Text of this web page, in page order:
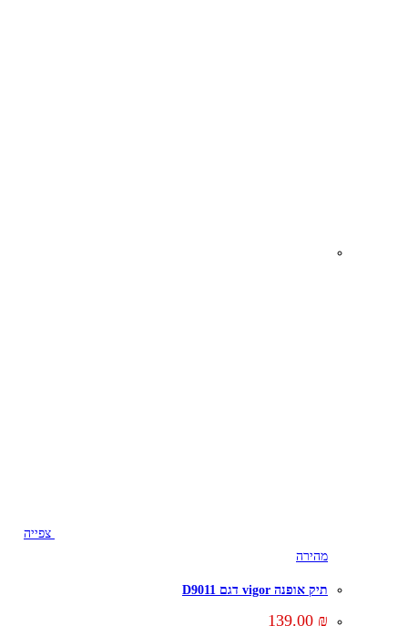
צפייה
מהירה
תיק אופנה vigor דגם D9011
139.00 ₪